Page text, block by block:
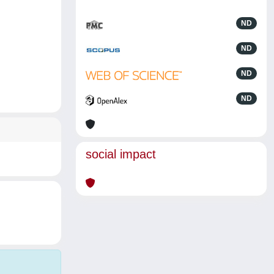
ND
ND
ND
ND
social impact